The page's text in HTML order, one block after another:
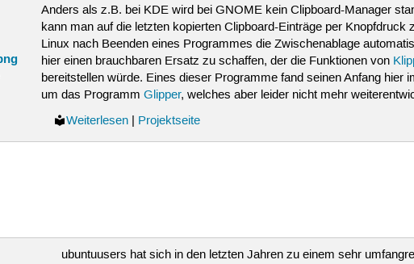
Anders als z.B. bei KDE wird bei GNOME kein Clipboard-Manager
kann man auf die letzten kopierten Clipboard-Einträge per
Linux nach Beenden eines Programmes die Zwischenablage
hier einen brauchbaren Ersatz zu schaffen, der die Funktionen von
bereitstellen würde. Eines dieser Programme fand seinen Anfang
um das ProgrammGlipper, welches aber leider nicht mehr
Weiterlesen| Projektseite
ubuntuusers hat sich in den letzten Jahren zu einem sehr